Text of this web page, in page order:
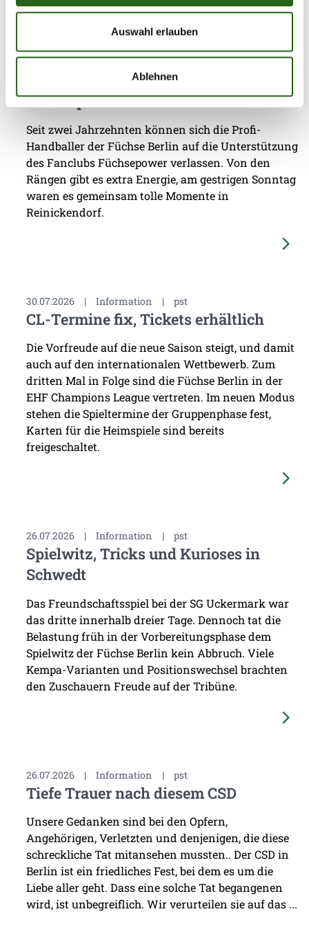
Auswahl erlauben
Ablehnen
03.08.2026 | Information | pst
Jubiläumsfest: 20 Jahre Fanclub
Füchsepower
Seit zwei Jahrzehnten können sich die Profi-
Handballer der Füchse Berlin auf die Unterstützung
des Fanclubs Füchsepower verlassen. Von den
Rängen gibt es extra Energie, am gestrigen Sonntag
waren es gemeinsam tolle Momente in
Reinickendorf.
30.07.2026 | Information | pst
CL-Termine fix, Tickets erhältlich
Die Vorfreude auf die neue Saison steigt, und damit
auch auf den internationalen Wettbewerb. Zum
dritten Mal in Folge sind die Füchse Berlin in der
EHF Champions League vertreten. Im neuen Modus
stehen die Spieltermine der Gruppenphase fest,
Karten für die Heimspiele sind bereits
freigeschaltet.
26.07.2026 | Information | pst
Spielwitz, Tricks und Kurioses in
Schwedt
Das Freundschaftsspiel bei der SG Uckermark war
das dritte innerhalb dreier Tage. Dennoch tat die
Belastung früh in der Vorbereitungsphase dem
Spielwitz der Füchse Berlin kein Abbruch. Viele
Kempa-Varianten und Positionswechsel brachten
den Zuschauern Freude auf der Tribüne.
26.07.2026 | Information | pst
Tiefe Trauer nach diesem CSD
Unsere Gedanken sind bei den Opfern,
Angehörigen, Verletzten und denjenigen, die diese
schreckliche Tat mitansehen mussten.. Der CSD in
Berlin ist ein friedliches Fest, bei dem es um die
Liebe aller geht. Dass eine solche Tat begangenen
wird, ist unbegreiflich. Wir verurteilen sie auf das ...